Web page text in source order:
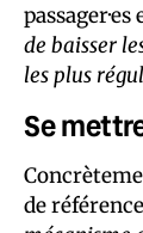
de baisser
les plus
Se
de